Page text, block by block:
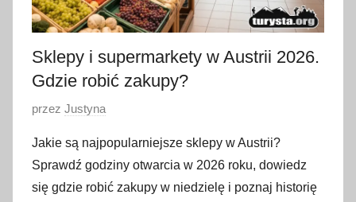
Sklepy i supermarkety w Austrii 2026.
Gdzie robić zakupy?
O
u
b
l
przez Justyna
Jakie są najpopularniejsze sklepy w Austrii?
Sprawdź godziny otwarcia w 2026 roku, dowiedz
się gdzie robić zakupy w niedzielę i poznaj historię